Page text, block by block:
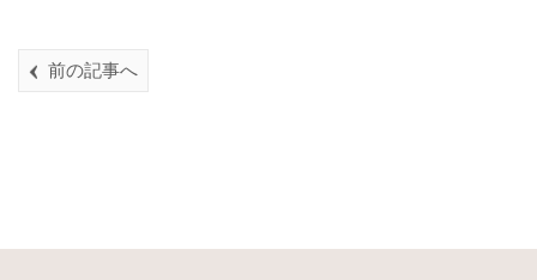
前の記事へ